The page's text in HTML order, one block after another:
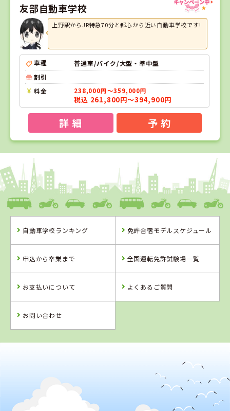
友部自動車学校
上野駅からJR特急70分と都心から近い自動車学校です!
車種
普通車/バイク/大型・準中型
割引
料金
238,000円～359,000円
税込 261,800円～394,900円
詳 細 予 約
1
茨城県
大宮自動車教習所
詳 細 予 約
所
予 約
ングスクール千
自動車学校ランキング 免許合宿モデルスケジュール
申込から卒業まで 全国運転免許試験場一覧
お支払いについて よくあるご質問
お問い合わせ